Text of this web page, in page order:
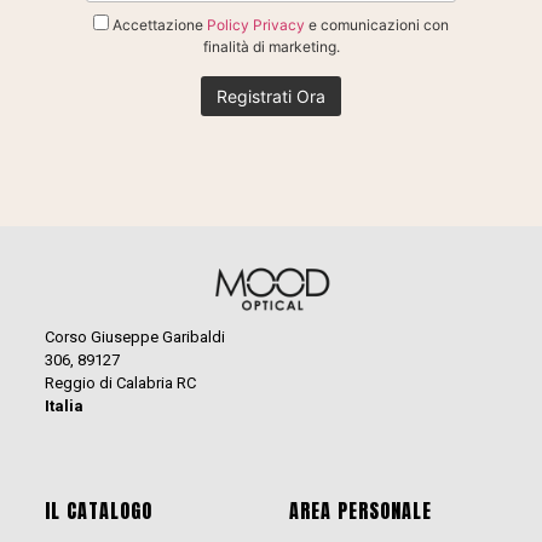
Accettazione Policy Privacy e comunicazioni con
finalità di marketing.
Corso Giuseppe Garibaldi
306, 89127
Reggio di Calabria RC
Italia
IL CATALOGO AREA PERSONALE